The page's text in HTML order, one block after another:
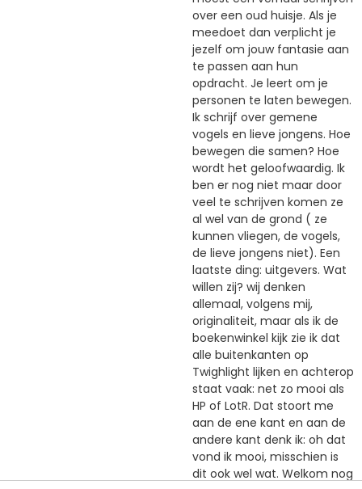
over een oud huisje. Als je
meedoet dan verplicht je
jezelf om jouw fantasie aan
te passen aan hun
opdracht. Je leert om je
personen te laten bewegen.
Ik schrijf over gemene
vogels en lieve jongens. Hoe
bewegen die samen? Hoe
wordt het geloofwaardig. Ik
ben er nog niet maar door
veel te schrijven komen ze
al wel van de grond ( ze
kunnen vliegen, de vogels,
de lieve jongens niet). Een
laatste ding: uitgevers. Wat
willen zij? wij denken
allemaal, volgens mij,
originaliteit, maar als ik de
boekenwinkel kijk zie ik dat
alle buitenkanten op
Twighlight lijken en achterop
staat vaak: net zo mooi als
HP of LotR. Dat stoort me
aan de ene kant en aan de
andere kant denk ik: oh dat
vond ik mooi, misschien is
dit ook wel wat. Welkom nog